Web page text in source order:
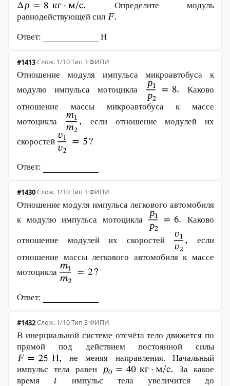
Определите модуль
равнодействующей сил
Ответ: Н
#1413· 1/10·Тип 3·ФИПИ
Отношение модуля импульса микроавтобуса к
модулю импульса мотоцикла
Каково
отношение массы микроавтобуса к массе
мотоцикла
если отношение модулей их
скоростей
Ответ:
#1430· 1/10·Тип 3·ФИПИ
Отношение модуля импульса легкового автомобиля
к модулю импульса мотоцикла
Каково
отношение модулей их скоростей
если
отношение массы легкового автомобиля к массе
мотоцикла
Ответ:
#1432· 1/10·Тип 3·ФИПИ
В инерциальной системе отсчёта тело движется по
прямой под действием постоянной силы
не меняя направления. Начальный
импульс тела равен
За какое
время
импульс тела увеличится до